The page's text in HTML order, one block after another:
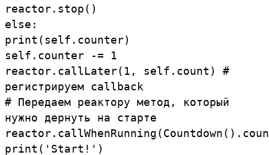
reactor. stop( )
else :
print (self . counter)
self . counter -=
1
reactor. callLater( 1 , self . count )
#
регистрируем callback
# Передаем реактору метод, который
нужно дернуть на старте
reactor. callWhenRunning(Countdown() .
print ( 'Start!' )